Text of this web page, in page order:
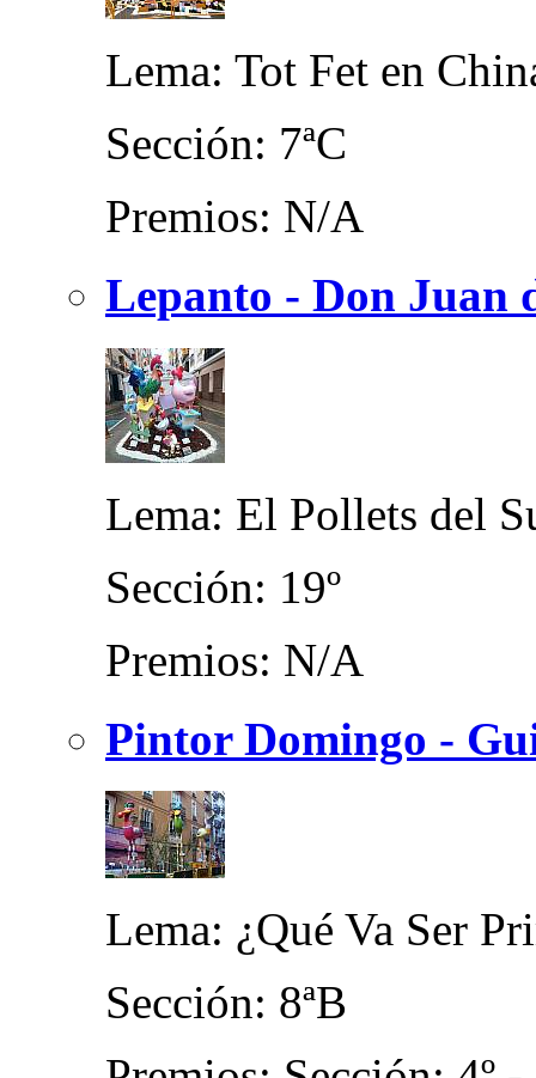
Lema: Tot Fet en
Sección: 7ªC
Premios: N/A
Lepanto - Don Juan
Lema: El Pollets del
Sección: 19º
Premios: N/A
Pintor Domingo -
Lema: ¿Qué Va Ser
Sección: 8ªB